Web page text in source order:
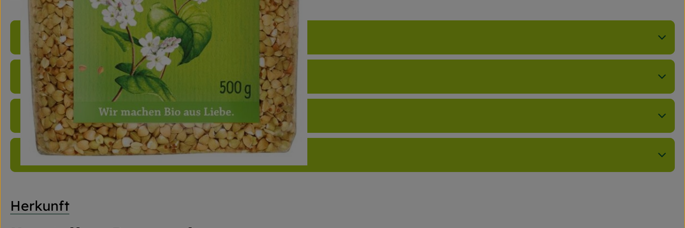
Produktinformationen
Zutaten
Nährwert-Info
Produktdatenblatt
Herkunft